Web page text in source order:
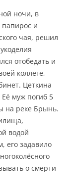
ночи, в
папирос и
чая, решил
отобедать и
коллеге,
Цеткина
муж погиб 5
на реке Брынь.
водой
его задавило
о смерти